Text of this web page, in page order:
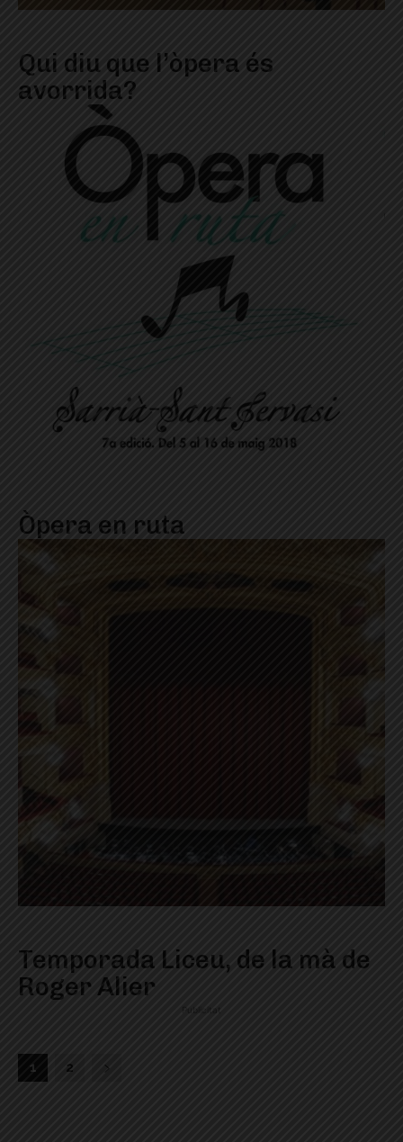
Qui diu que l’òpera és
avorrida?
Òpera en ruta
Temporada Liceu, de la mà de
Roger Alier
Publicitat
1 2